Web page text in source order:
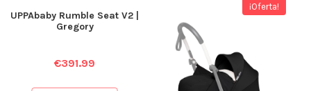
UPPAbaby Rumble Seat V2 |
Gregory
€391.99
¡Oferta!